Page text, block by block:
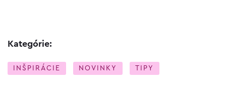
Kategórie:
INŠPIRÁCIE NOVINKY TIPY